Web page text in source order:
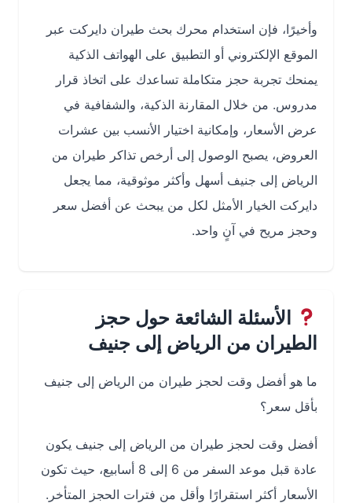
وأخيرًا، فإن استخدام محرك بحث طيران دايركت عبر
الموقع الإلكتروني أو التطبيق على الهواتف الذكية
يمنحك تجربة حجز متكاملة تساعدك على اتخاذ قرار
مدروس. من خلال المقارنة الذكية، والشفافية في
عرض الأسعار، وإمكانية اختيار الأنسب بين عشرات
العروض، يصبح الوصول إلى أرخص تذاكر طيران من
الرياض إلى جنيف أسهل وأكثر موثوقية، مما يجعل
دايركت الخيار الأمثل لكل من يبحث عن أفضل سعر
وحجز مريح في آنٍ واحد.
الأسئلة الشائعة حول حجز
الطيران من الرياض إلى جنيف
ما هو أفضل وقت لحجز طيران من الرياض إلى جنيف
بأقل سعر؟
أفضل وقت لحجز طيران من الرياض إلى جنيف يكون
عادة قبل موعد السفر من 6 إلى 8 أسابيع، حيث تكون
الأسعار أكثر استقرارًا وأقل من فترات الحجز المتأخر.